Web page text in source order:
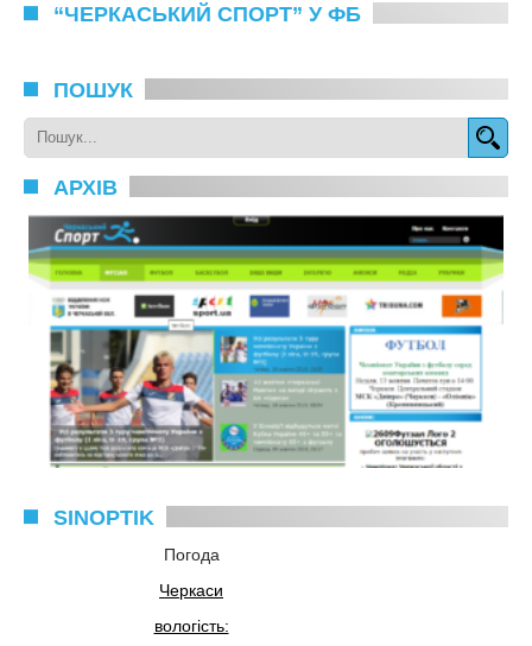
“ЧЕРКАСЬКИЙ СПОРТ” У ФБ
ПОШУК
АРХІВ
SINOPTIK
Погода
Черкаси
вологість: